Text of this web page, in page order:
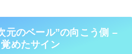
元のベール”の向こう側 –
めたサイン